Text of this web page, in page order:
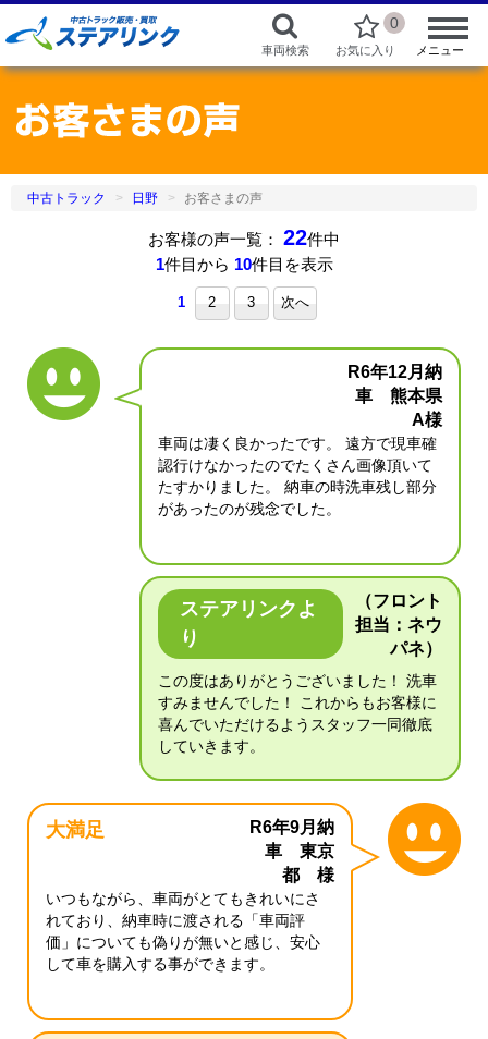
車両検索
0
お気に入り メニュー
中古トラック 日野 お客さまの声
お客様の声一覧： 22件中
1件目から 10件目を表示
1 2 3 次へ
R6年12月納
車 熊本県
A様
車両は凄く良かったです。 遠方で現車確
認行けなかったのでたくさん画像頂いて
たすかりました。 納車の時洗車残し部分
があったのが残念でした。
ステアリンクよ
り
（フロント
担当：ネウ
パネ）
この度はありがとうございました！ 洗車
すみませんでした！ これからもお客様に
喜んでいただけるようスタッフ一同徹底
していきます。
大満足
R6年9月納
車 東京
都 様
いつもながら、車両がとてもきれいにさ
れており、納車時に渡される「車両評
価」についても偽りが無いと感じ、安心
して車を購入する事ができます。